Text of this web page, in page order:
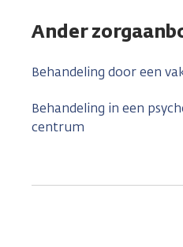
Ander
Behandeling door een
Behandeling in een
centrum